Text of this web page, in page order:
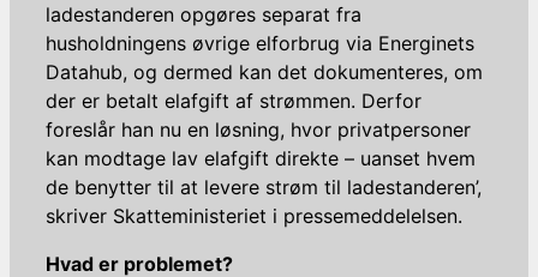
ladestanderen opgøres separat fra
husholdningens øvrige elforbrug via Energinets
Datahub, og dermed kan det dokumenteres, om
der er betalt elafgift af strømmen. Derfor
foreslår han nu en løsning, hvor privatpersoner
kan modtage lav elafgift direkte – uanset hvem
de benytter til at levere strøm til ladestanderen’,
skriver Skatteministeriet i pressemeddelelsen.
Hvad er problemet?